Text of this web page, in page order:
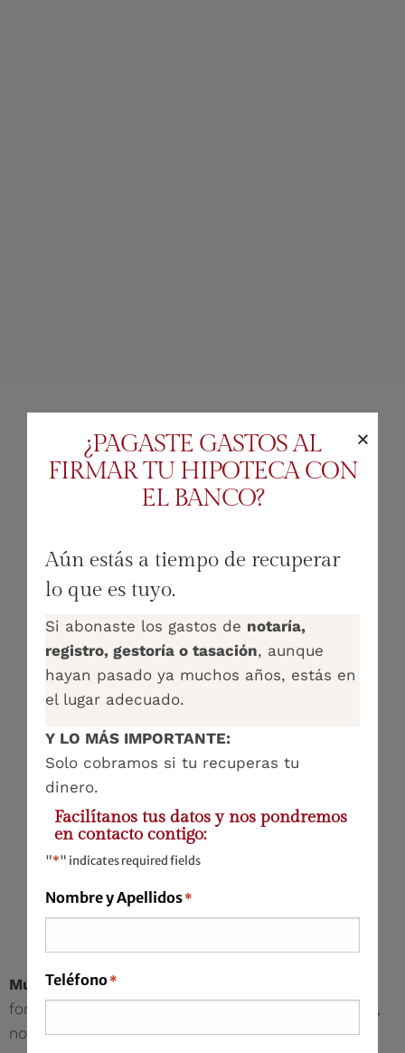
Multi-currency mortgages
foreign currency (typically JPY or CHF) and to LIBOR,
not Euribor. Between 2006 and 2008 they were sold
¿PAGASTE GASTOS AL
FIRMAR TU HIPOTECA CON
EL BANCO?
Aún estás a tiempo de recuperar
lo que es tuyo.
Si abonaste los gastos de notaría,
registro, gestoría o tasación, aunque
hayan pasado ya muchos años, estás en
el lugar adecuado.
Y LO MÁS IMPORTANTE:
Solo cobramos si tu recuperas tu
dinero.
Facilítanos tus datos y nos pondremos
en contacto contigo:
"*" indicates required fields
Nombre y Apellidos*
Teléfono*